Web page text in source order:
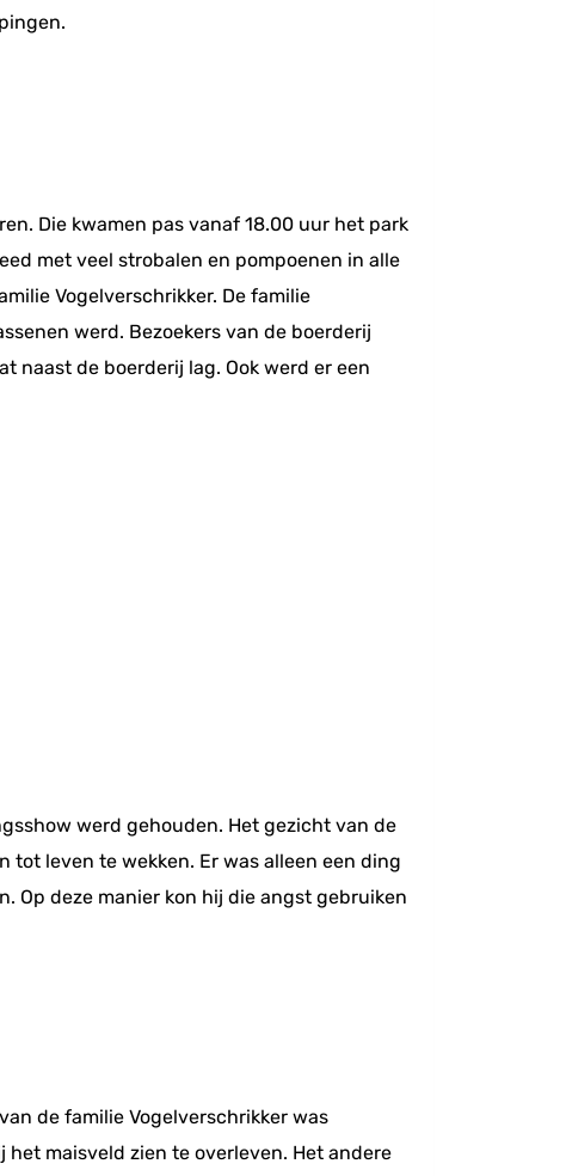
Die kwamen pas vanaf 18.00 uur het park
met veel strobalen en pompoenen in alle
Vogelverschrikker. De familie
werd. Bezoekers van de boerderij
naast de boerderij lag. Ook werd er een
werd gehouden. Het gezicht van de
tot leven te wekken. Er was alleen een ding
Op deze manier kon hij die angst gebruiken
de familie Vogelverschrikker was
maisveld zien te overleven. Het andere